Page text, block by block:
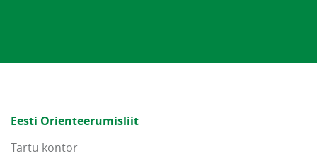
Eesti Orienteerumisliit
Tartu kontor